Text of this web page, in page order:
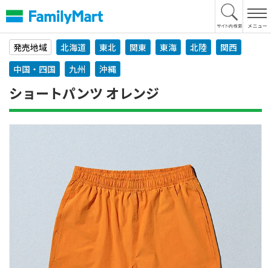
文
へ
発売地域
北海道 東北 関東 東海 北陸
関西
中国・四国
九州 沖縄
ショートパンツ オレンジ